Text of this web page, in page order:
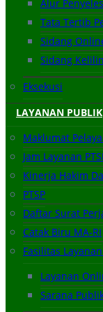
Alur
Tata Tertib
Sidang
Sidang
Eksekusi
LAYANAN PUBLIK
Maklumat
Jam Layanan
Kinerja Hakim
PTSP
Daftar Surat
Catak Biru MA-RI
Fasilitas
Layanan
Sarana